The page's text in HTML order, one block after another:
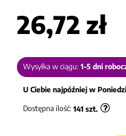
26,72 zł
Wysyłka w ciągu: 1-5 dni
U Ciebie najpóźniej w
Dostępna ilość: 141 szt.